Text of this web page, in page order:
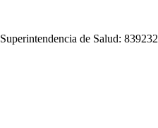
de Salud: 839232